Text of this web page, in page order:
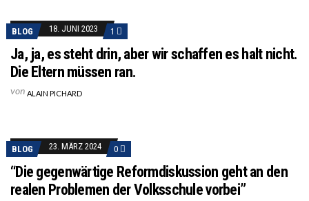
BLOG 18. JUNI 2023 1
Ja, ja, es steht drin, aber wir schaffen es halt nicht.
Die Eltern müssen ran.
von ALAIN PICHARD
BLOG 23. MÄRZ 2024 0
“Die gegenwärtige Reformdiskussion geht an den
realen Problemen der Volksschule vorbei”